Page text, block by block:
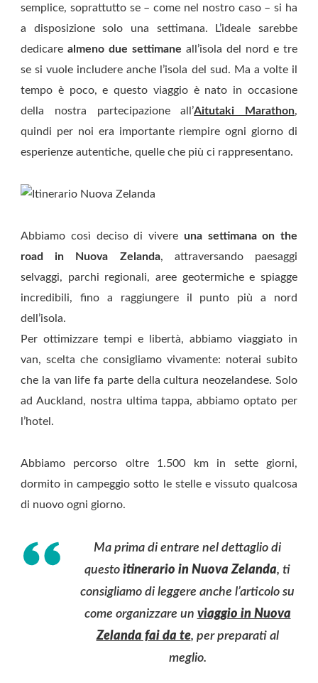
semplice, soprattutto se – come nel nostro caso – si ha
a disposizione solo una settimana. L’ideale sarebbe
dedicare almeno due settimane all’isola del nord e tre
se si vuole includere anche l’isola del sud. Ma a volte il
tempo è poco, e questo viaggio è nato in occasione
della nostra partecipazione all’Aitutaki Marathon,
quindi per noi era importante riempire ogni giorno di
esperienze autentiche, quelle che più ci rappresentano.
Abbiamo così deciso di vivere una settimana on the
road in Nuova Zelanda, attraversando paesaggi
selvaggi, parchi regionali, aree geotermiche e spiagge
incredibili, fino a raggiungere il punto più a nord
dell’isola.
Per ottimizzare tempi e libertà, abbiamo viaggiato in
van, scelta che consigliamo vivamente: noterai subito
che la van life fa parte della cultura neozelandese. Solo
ad Auckland, nostra ultima tappa, abbiamo optato per
l’hotel.
Abbiamo percorso oltre 1.500 km in sette giorni,
dormito in campeggio sotto le stelle e vissuto qualcosa
di nuovo ogni giorno.
Ma prima di entrare nel dettaglio di
questo itinerario in Nuova Zelanda, ti
consigliamo di leggere anche l’articolo su
come organizzare un viaggio in Nuova
Zelanda fai da te, per preparati al
meglio.